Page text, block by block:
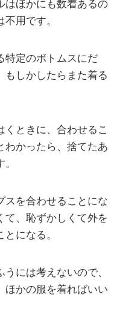
はほかにも数着あるの
用です。
特定のボトムスにだ
もしかしたらまた着る
くときに、合わせるこ
わかったら、捨てたあ
スを合わせることにな
て、恥ずかしくて外を
になる。
うには考えないので、
ほかの服を着ればいい